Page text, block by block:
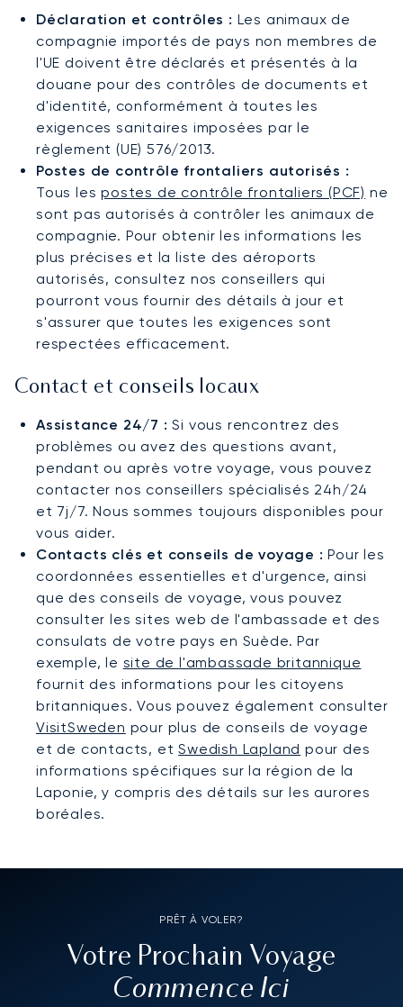
Déclaration et contrôles : Les animaux de
compagnie importés de pays non membres de
l'UE doivent être déclarés et présentés à la
douane pour des contrôles de documents et
d'identité, conformément à toutes les
exigences sanitaires imposées par le
règlement (UE) 576/2013.
Postes de contrôle frontaliers autorisés :
Tous lespostes de contrôle frontaliers (PCF) ne
sont pas autorisés à contrôler les animaux de
compagnie. Pour obtenir les informations les
plus précises et la liste des aéroports
autorisés, consultez nos conseillers qui
pourront vous fournir des détails à jour et
s'assurer que toutes les exigences sont
respectées efficacement.
Contact et conseils locaux
Assistance 24/7 :Si vous rencontrez des
problèmes ou avez des questions avant,
pendant ou après votre voyage, vous pouvez
contacter nos conseillers spécialisés 24h/24
et 7j/7. Nous sommes toujours disponibles pour
vous aider.
Contacts clés et conseils de voyage :Pour les
coordonnées essentielles et d'urgence, ainsi
que des conseils de voyage, vous pouvez
consulter les sites web de l'ambassade et des
consulats de votre pays en Suède. Par
exemple, le site de l'ambassade britannique
fournit des informations pour les citoyens
britanniques. Vous pouvez également consulter
VisitSweden pour plus de conseils de voyage
et de contacts, etSwedish Lapland pour des
informations spécifiques sur la région de la
Laponie, y compris des détails sur les aurores
boréales.
PRÊT À VOLER?
Votre Prochain Voyage
Commence Ici